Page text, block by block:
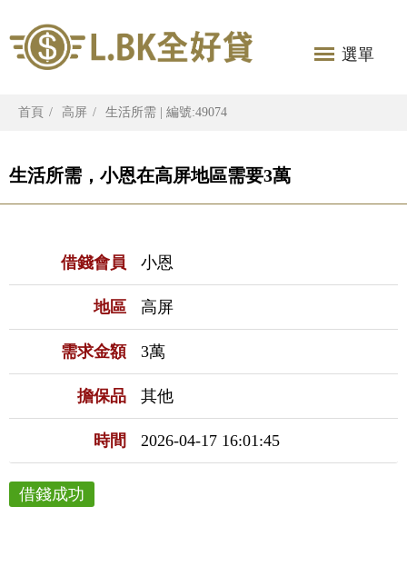
選單
首頁 高屏 生活所需 | 編號:49074
生活所需，小恩在高屏地區需要3萬
借錢會員 小恩
地區 高屏
需求金額 3萬
擔保品 其他
時間 2026-04-17 16:01:45
借錢成功